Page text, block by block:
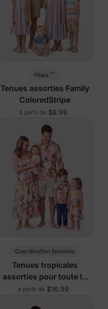
Naia ™
Tenues assorties Family
ColoredStripe
à partir de $8.99
Coordination familiale
Tenues tropicales
assorties pour toute la
famille Abricot
à partir de $16.99